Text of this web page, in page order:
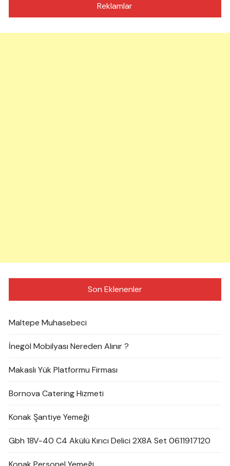
Reklamlar
Son Eklenenler
Maltepe Muhasebeci
İnegöl Mobilyası Nereden Alınır ?
Makaslı Yük Platformu Firması
Bornova Catering Hizmeti
Konak Şantiye Yemeği
Gbh 18V-40 C4 Akülü Kırıcı Delici 2X8A Set 0611917120